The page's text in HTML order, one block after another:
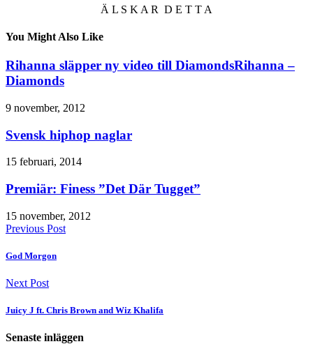
Ä L S K A R D E T T A
You Might Also Like
Rihanna släpper ny video till DiamondsRihanna –
Diamonds
9 november, 2012
Svensk hiphop naglar
15 februari, 2014
Premiär: Finess ”Det Där Tugget”
15 november, 2012
Previous Post
God Morgon
Next Post
Juicy J ft. Chris Brown and Wiz Khalifa
Senaste inläggen